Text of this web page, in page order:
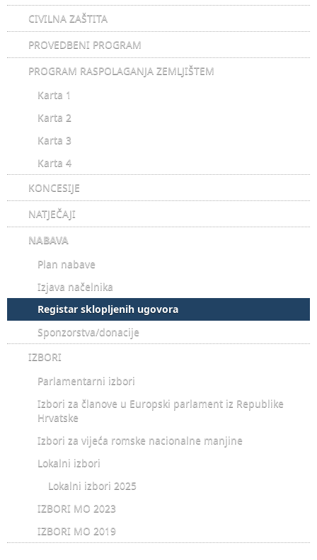
CIVILNA ZAŠTITA
PROVEDBENI PROGRAM
PROGRAM RASPOLAGANJA ZEMLJIŠTEM
Karta 1
Karta 2
Karta 3
Karta 4
KONCESIJE
NATJEČAJI
NABAVA
Plan nabave
Izjava načelnika
Registar sklopljenih ugovora
Sponzorstva/donacije
IZBORI
Parlamentarni izbori
Izbori za članove u Europski parlament iz Republike
Hrvatske
Izbori za vijeća romske nacionalne manjine
Lokalni izbori
Lokalni izbori 2025
IZBORI MO 2023
IZBORI MO 2019